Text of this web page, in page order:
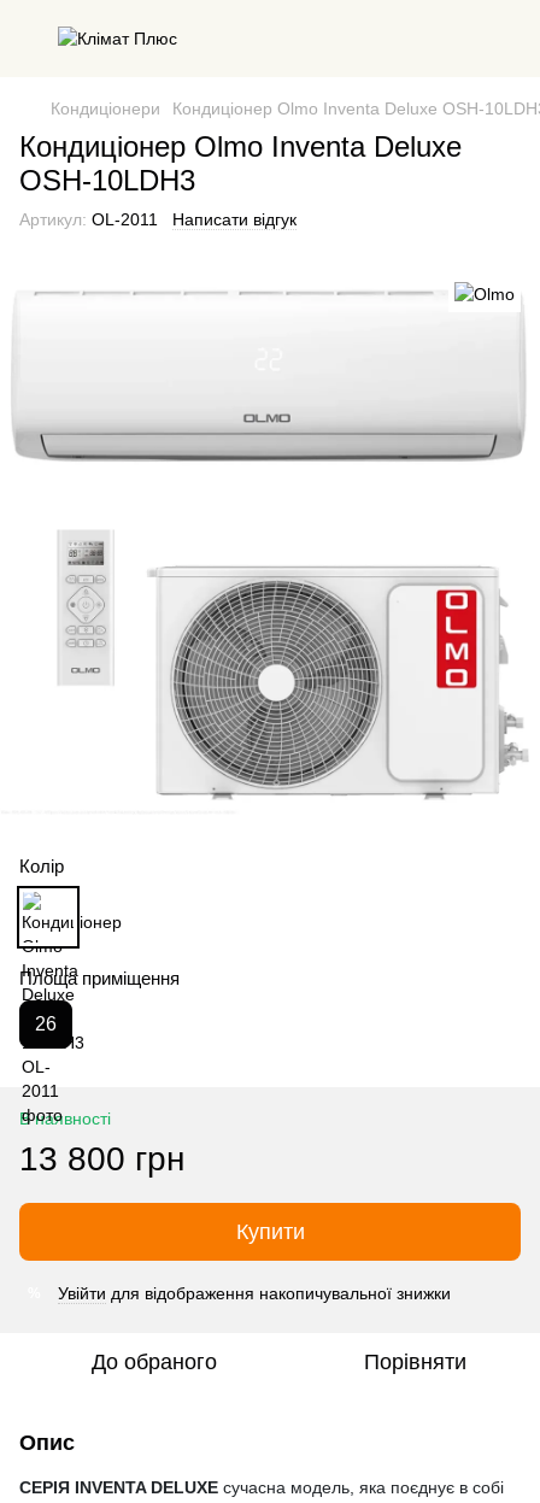
Кондиціонери Кондиціонер Olmo Inventa Deluxe OSH-
Кондиціонер Olmo Inventa Deluxe
OSH-10LDH3
Артикул: OL-2011 Написати відгук
Колір
Площа приміщення
26
В наявності
13 800 грн
Купити
Увійти для відображення накопичувальної знижки
До обраного Порівняти
Опис
СЕРІЯ INVENTA DELUXE сучасна модель, яка поєднує в собі